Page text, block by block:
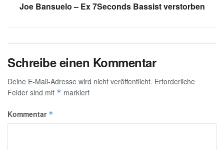
Joe Bansuelo – Ex 7Seconds Bassist verstorben
Schreibe einen Kommentar
Deine E-Mail-Adresse wird nicht veröffentlicht. Erforderliche
Felder sind mit * markiert
Kommentar *